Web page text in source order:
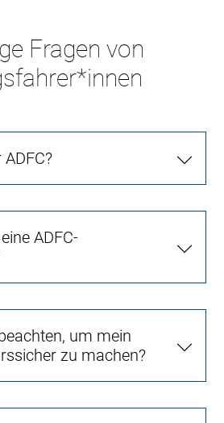
Fragen von
ADFC-
um mein
zu machen?